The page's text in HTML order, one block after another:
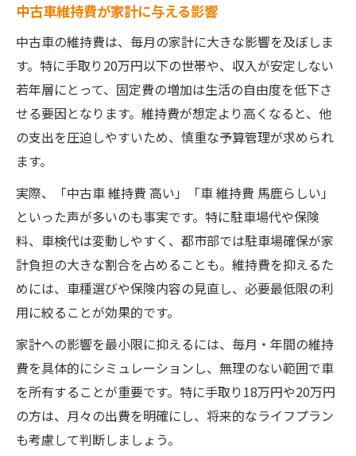
年間維持費で見る中古車の現実的な負担
中古車維持費が高いと感じる理由と対策
軽自動車の年間維持費を徹底比較
維持費が馬鹿らしいと後悔しない判断軸
無理なく続けるための中古車維持術
中古車維持費の見直しポイントを解説
日常でできる維持費削減アイデア集
賢く選ぶ中古車維持費の抑え方
継続的に負担を抑える維持費管理法
中古車維持費が家計に与える影響
中古車の維持費は、毎月の家計に大きな影響を及ぼしま
す。特に手取り20万円以下の世帯や、収入が安定しない
若年層にとって、固定費の増加は生活の自由度を低下さ
せる要因となります。維持費が想定より高くなると、他
の支出を圧迫しやすいため、慎重な予算管理が求められ
ます。
実際、「中古車 維持費 高い」「車 維持費 馬鹿らしい」
といった声が多いのも事実です。特に駐車場代や保険
料、車検代は変動しやすく、都市部では駐車場確保が家
計負担の大きな割合を占めることも。維持費を抑えるた
めには、車種選びや保険内容の見直し、必要最低限の利
用に絞ることが効果的です。
家計への影響を最小限に抑えるには、毎月・年間の維持
費を具体的にシミュレーションし、無理のない範囲で車
を所有することが重要です。特に手取り18万円や20万円
の方は、月々の出費を明確にし、将来的なライフプラン
も考慮して判断しましょう。